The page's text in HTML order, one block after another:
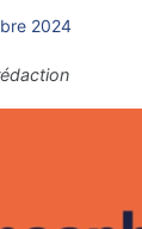
2024